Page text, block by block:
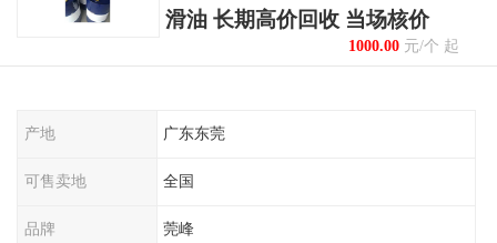
滑油 长期高价回收 当场核价
1000.00元/个 起
产地 广东东莞
可售卖地 全国
品牌 莞峰